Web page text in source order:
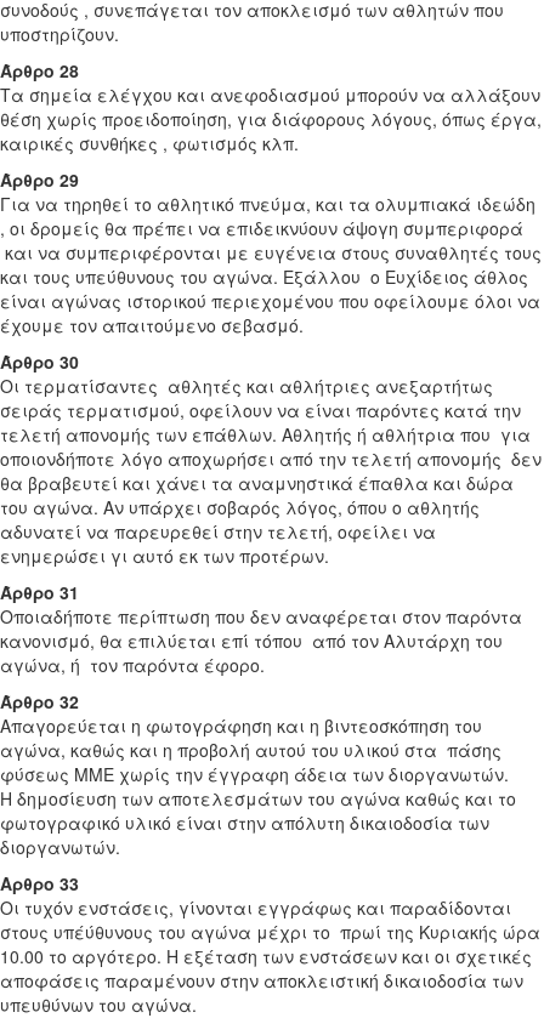
συνοδούς , συνεπάγεται τον αποκλεισμό των αθλητών που
υποστηρίζουν.
Άρθρο 28
Τα σημεία ελέγχου και ανεφοδιασμού μπορούν να αλλάξουν
θέση χωρίς προειδοποίηση, για διάφορους λόγους, όπως έργα,
καιρικές συνθήκες , φωτισμός κλπ.
Άρθρο 29
Για να τηρηθεί το αθλητικό πνεύμα, και τα ολυμπιακά ιδεώδη
, οι δρομείς θα πρέπει να επιδεικνύουν άψογη συμπεριφορά
και να συμπεριφέρονται με ευγένεια στους συναθλητές τους
και τους υπεύθυνους του αγώνα. Εξάλλου ο Ευχίδειος άθλος
είναι αγώνας ιστορικού περιεχομένου που οφείλουμε όλοι να
έχουμε τον απαιτούμενο σεβασμό.
Άρθρο 30
Οι τερματίσαντες αθλητές και αθλήτριες ανεξαρτήτως
σειράς τερματισμού, οφείλουν να είναι παρόντες κατά την
τελετή απονομής των επάθλων. Αθλητής ή αθλήτρια που για
οποιονδήποτε λόγο αποχωρήσει από την τελετή απονομής δεν
θα βραβευτεί και χάνει τα αναμνηστικά έπαθλα και δώρα
του αγώνα. Αν υπάρχει σοβαρός λόγος, όπου ο αθλητής
αδυνατεί να παρευρεθεί στην τελετή, οφείλει να
ενημερώσει γι αυτό εκ των προτέρων.
Άρθρο 31
Οποιαδήποτε περίπτωση που δεν αναφέρεται στον παρόντα
κανονισμό, θα επιλύεται επί τόπου από τον Αλυτάρχη του
αγώνα, ή τον παρόντα έφορο.
Άρθρο 32
Απαγορεύεται η φωτογράφηση και η βιντεοσκόπηση του
αγώνα, καθώς και η προβολή αυτού του υλικού στα πάσης
φύσεως ΜΜΕ χωρίς την έγγραφη άδεια των διοργανωτών.
Η δημοσίευση των αποτελεσμάτων του αγώνα καθώς και το
φωτογραφικό υλικό είναι στην απόλυτη δικαιοδοσία των
διοργανωτών.
Αρθρο 33
Οι τυχόν ενστάσεις, γίνονται εγγράφως και παραδίδονται
στους υπέύθυνους του αγώνα μέχρι το πρωί της Κυριακής ώρα
10.00 το αργότερο. Η εξέταση των ενστάσεων και οι σχετικές
αποφάσεις παραμένουν στην αποκλειστική δικαιοδοσία των
υπευθύνων του αγώνα.